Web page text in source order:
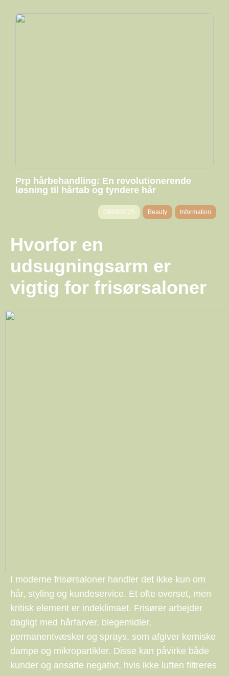
Prp hårbehandling: En revolutionerende
løsning til hårtab og tyndere hår
09/09/2025 Beauty Information
Hvorfor en
udsugningsarm er
vigtig for frisørsaloner
I moderne frisørsaloner handler det ikke kun om
hår, styling og kundeservice. Et ofte overset, men
kritisk element er indeklimaet. Frisører arbejder
dagligt med hårfarver, blegemidler,
permanentvæsker og sprays, som afgiver kemiske
dampe og mikropartikler. Disse kan påvirke både
kunder og ansatte negativt, hvis ikke luften filtreres